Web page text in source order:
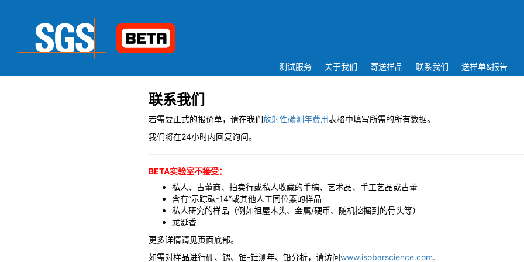
测试服务 关于我们 寄送样品 联系我们 送样单&报告
联系我们
若需要正式的报价单，请在我们放射性碳测年费用表格中填写所需的所有数据。
我们将在24小时内回复询问。
BETA实验室不接受：
私人、古董商、拍卖行或私人收藏的手稿、艺术品、手工艺品或古董
含有“示踪碳-14”或其他人工同位素的样品
私人研究的样品（例如祖屋木头、金属/硬币、随机挖掘到的骨头等）
龙涎香
更多详情请见页面底部。
如需对样品进行硼、锶、铀-钍测年、铅分析，请访问www.isobarscience.com.